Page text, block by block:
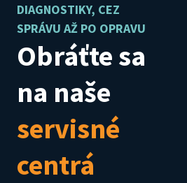
DIAGNOSTIKY, CEZ
SPRÁVU AŽ PO OPRAVU
Obráťte sa
na naše
servisné
centrá